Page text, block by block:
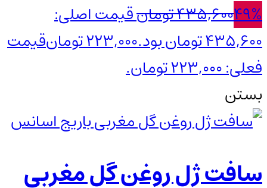
49%
435,600تومانقیمت اصلی:
435,600 تومان بود.
223,000تومانقیمت
فعلی: 223,000 تومان.
بستن
سافت ژل روغن گل مغربی